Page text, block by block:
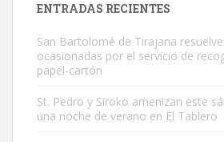
ENTRADAS RECIENTES
San Bartolomé de Tirajana
ocasionadas por el servicio de
papel-cartón
St. Pedro y Siroko amenizan este
una noche de verano en El Tablero